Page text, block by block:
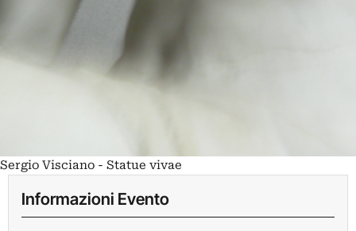
Sergio Visciano - Statue vivae
Informazioni Evento